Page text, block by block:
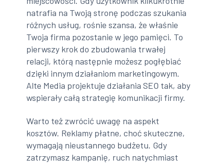
natrafia na Twoją stronę podczas szukania
różnych usług, rośnie szansa, że właśnie
Twoja firma pozostanie w jego pamięci. To
pierwszy krok do zbudowania trwałej
relacji, którą następnie możesz pogłębiać
dzięki innym działaniom marketingowym.
Alte Media projektuje działania SEO tak, aby
wspierały całą strategię komunikacji firmy.
Warto też zwrócić uwagę na aspekt
kosztów. Reklamy płatne, choć skuteczne,
wymagają nieustannego budżetu. Gdy
zatrzymasz kampanię, ruch natychmiast